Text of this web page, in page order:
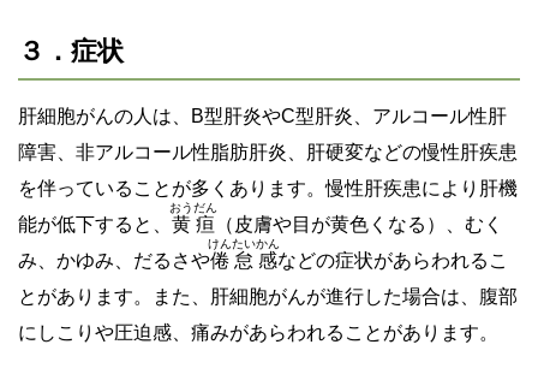
３．症状
肝細胞がんの人は、B型肝炎やC型肝炎、アルコール性肝
障害、非アルコール性脂肪肝炎、肝硬変などの慢性肝疾患
を伴っていることが多くあります。慢性肝疾患により肝機
能が低下すると、 黄疸
おうだん
（皮膚や目が黄色くなる）、むく
み、かゆみ、だるさや倦怠感
けんたいかん
などの症状があらわれるこ
とがあります。また、肝細胞がんが進行した場合は、腹部
にしこりや圧迫感、痛みがあらわれることがあります。